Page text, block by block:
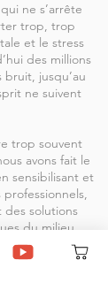
ne s’arrête
trop, trop
et le stress
des millions
bruit, jusqu’au
ne suivent
trop souvent
avons fait le
sensibilisant et
des solutions
du milieu